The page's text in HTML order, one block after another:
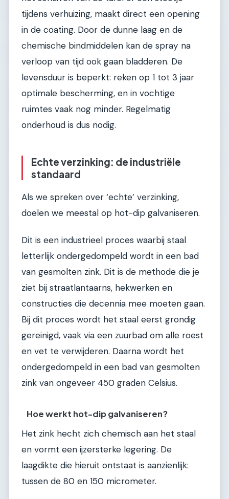
tijdens verhuizing, maakt direct een opening
in de coating. Door de dunne laag en de
chemische bindmiddelen kan de spray na
verloop van tijd ook gaan bladderen. De
levensduur is beperkt: reken op 1 tot 3 jaar
optimale bescherming, en in vochtige
ruimtes vaak nog minder. Regelmatig
onderhoud is dus nodig.
Echte verzinking: de industriële
standaard
Als we spreken over ‘echte’ verzinking,
doelen we meestal op hot-dip galvaniseren.
Dit is een industrieel proces waarbij staal
letterlijk ondergedompeld wordt in een bad
van gesmolten zink. Dit is de methode die je
ziet bij straatlantaarns, hekwerken en
constructies die decennia mee moeten gaan.
Bij dit proces wordt het staal eerst grondig
gereinigd, vaak via een zuurbad om alle roest
en vet te verwijderen. Daarna wordt het
ondergedompeld in een bad van gesmolten
zink van ongeveer 450 graden Celsius.
Hoe werkt hot-dip galvaniseren?
Het zink hecht zich chemisch aan het staal
en vormt een ijzersterke legering. De
laagdikte die hieruit ontstaat is aanzienlijk:
tussen de 80 en 150 micrometer.